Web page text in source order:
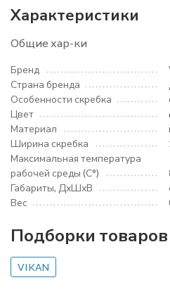
Характеристики
Общие хар-ки
Бренд
Страна бренда
Особенности скребка
Цвет
Материал
Ширина скребка
Максимальная температура
рабочей среды (С°)
Габариты, ДхШхВ
Вес
Подборки
VIKAN